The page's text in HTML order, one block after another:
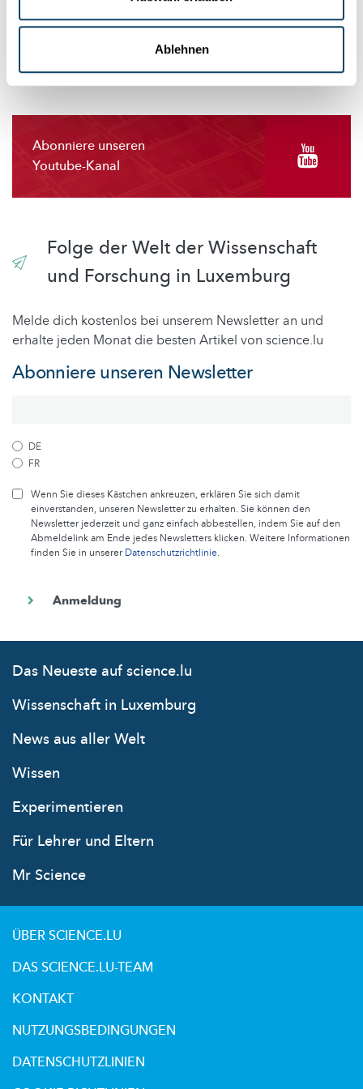
Ablehnen
EINSTELLUNGEN ÄNDERN
Abonniere unseren
Youtube-Kanal
Folge der Welt der Wissenschaft
und Forschung in Luxemburg
Melde dich kostenlos bei unserem Newsletter an und
erhalte jeden Monat die besten Artikel von science.lu
Abonniere unseren Newsletter
DE
FR
Wenn Sie dieses Kästchen ankreuzen, erklären Sie sich damit
einverstanden, unseren Newsletter zu erhalten. Sie können den
Newsletter jederzeit und ganz einfach abbestellen, indem Sie auf den
Abmeldelink am Ende jedes Newsletters klicken. Weitere Informationen
finden Sie in unsererDatenschutzrichtlinie.
Das Neueste auf science.lu
Wissenschaft in Luxemburg
News aus aller Welt
Wissen
Experimentieren
Für Lehrer und Eltern
Mr Science
ÜBER SCIENCE.LU
DAS SCIENCE.LU-TEAM
KONTAKT
NUTZUNGSBEDINGUNGEN
DATENSCHUTZLINIEN